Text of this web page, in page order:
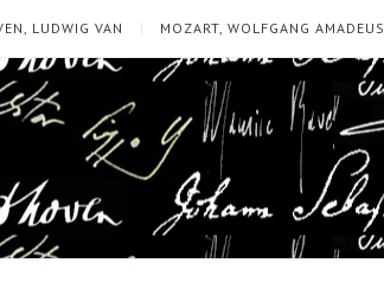
LUDWIG VAN MOZART, WOLFGANG AMADEUS